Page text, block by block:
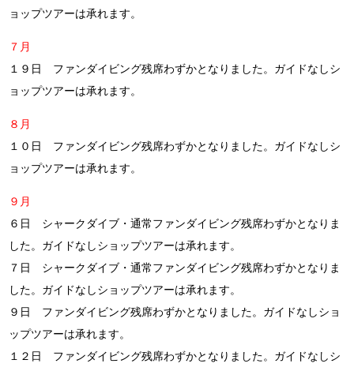
ョップツアーは承れます。
７月
１９日 ファンダイビング残席わずかとなりました。ガイドなしシ
ョップツアーは承れます。
８月
１０日 ファンダイビング残席わずかとなりました。ガイドなしシ
ョップツアーは承れます。
９月
６日 シャークダイブ・通常ファンダイビング残席わずかとなりま
した。ガイドなしショップツアーは承れます。
７日 シャークダイブ・通常ファンダイビング残席わずかとなりま
した。ガイドなしショップツアーは承れます。
９日 ファンダイビング残席わずかとなりました。ガイドなしショ
ップツアーは承れます。
１２日 ファンダイビング残席わずかとなりました。ガイドなしシ